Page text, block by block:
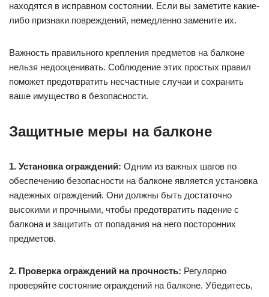
находятся в исправном состоянии. Если вы заметите какие-
либо признаки повреждений, немедленно замените их.
Важность правильного крепления предметов на балконе
нельзя недооценивать. Соблюдение этих простых правил
поможет предотвратить несчастные случаи и сохранить
ваше имущество в безопасности.
Защитные меры на балконе
1. Установка ограждений: Одним из важных шагов по
обеспечению безопасности на балконе является установка
надежных ограждений. Они должны быть достаточно
высокими и прочными, чтобы предотвратить падение с
балкона и защитить от попадания на него посторонних
предметов.
2. Проверка ограждений на прочность: Регулярно
проверяйте состояние ограждений на балконе. Убедитесь,